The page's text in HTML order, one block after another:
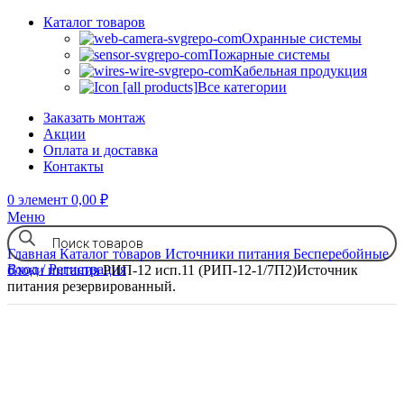
Каталог товаров
Охранные системы
Пожарные системы
Кабельная продукция
Все категории
Заказать монтаж
Акции
Оплата и доставка
Контакты
0 элемент 0,00 ₽
Меню
Вход / Регистрация
Главная Каталог товаров Источники питания Бесперебойные
блоки питанияРИП-12 исп.11 (РИП-12-1/7П2)Источник
питания резервированный.